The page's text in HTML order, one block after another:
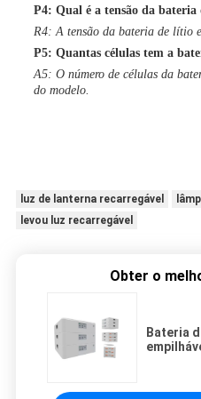
P4: Qual é a tensão da
R4: A tensão da bateria de lítio
P5: Quantas células tem a
A5: O número de células da
do modelo.
luz de lanterna recarregável
levou luz recarregável
Obter o
Bateria